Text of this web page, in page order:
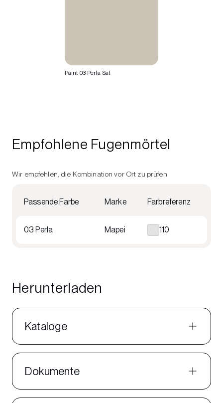
Paint 03 Perla Sat
Empfohlene Fugenmörtel
Wir empfehlen, die Kombination vor Ort zu prüfen
Passende Farbe Marke Farbreferenz
03 Perla Mapei 110
Herunterladen
Kataloge
Dokumente